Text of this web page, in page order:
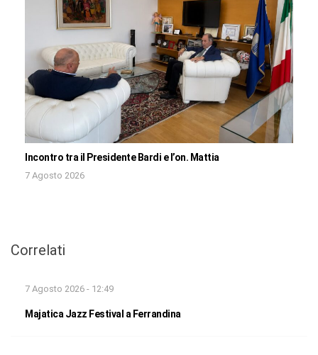
Incontro tra il Presidente Bardi e l’on. Mattia
7 Agosto 2026
Correlati
7 Agosto 2026 - 12:49
Majatica Jazz Festival a Ferrandina